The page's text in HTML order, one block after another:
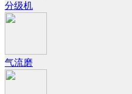
分级机
气流磨